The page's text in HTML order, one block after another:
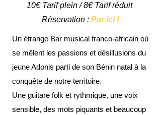
10€ Tarif plein / 8€ Tarif réduit
Réservation : Par ici !
Un étrange Bar musical franco-africain où
se mêlent les passions et désillusions du
jeune Adonis parti de son Bénin natal à la
conquête de notre territoire.
Une guitare folk et rythmique, une voix
sensible, des mots piquants et beaucoup